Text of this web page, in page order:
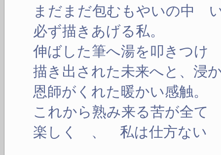
まだまだ包むもやいの中
必ず描きあげる私。
伸ばした筆へ湯を叩きつけ
描き出された未来へと、
恩師がくれた暖かい感触。
これから熟み来る苦が全て
楽しく 、 私は仕方ない